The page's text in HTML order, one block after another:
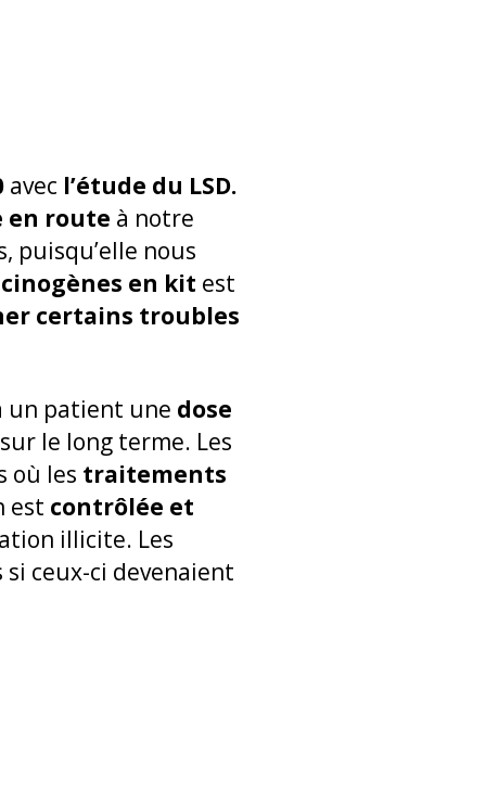
avec l’étude du LSD.
en route à notre
puisqu’elle nous
en kit est
certains troubles
un patient une dose
le long terme. Les
où les traitements
est contrôlée et
illicite. Les
ceux-ci devenaient